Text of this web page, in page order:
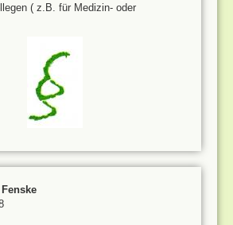
( z.B. für Medizin- oder